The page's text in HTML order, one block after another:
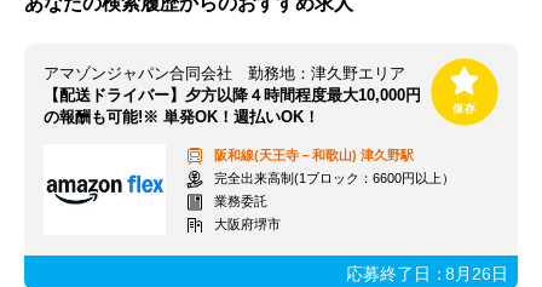
アマゾンジャパン合同会社 勤務地：津久野エリア
【配送ドライバー】夕方以降４時間程度最大10,000円
の報酬も可能!※ 単発OK！週払いOK！
阪和線(天王寺－和歌山) 津久野駅
完全出来高制(1ブロック：6600円以上）
業務委託
大阪府堺市
応募終了日：8月26日